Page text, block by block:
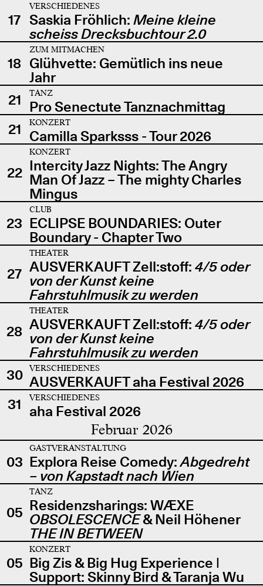
17
VERSCHIEDENES
Saskia Fröhlich: Meine kleine
scheiss Drecksbuchtour 2.0
18
ZUM MITMACHEN
Glühvette: Gemütlich ins neue
Jahr
21
TANZ
Pro Senectute Tanznachmittag
21
KONZERT
Camilla Sparksss - Tour 2026
22
KONZERT
Intercity Jazz Nights: The Angry
Man Of Jazz – The mighty Charles
Mingus
23
CLUB
ECLIPSE BOUNDARIES: Outer
Boundary - Chapter Two
27
THEATER
AUSVERKAUFT Zell:stoff: 4/5 oder
von der Kunst keine
Fahrstuhlmusik zu werden
28
THEATER
AUSVERKAUFT Zell:stoff: 4/5 oder
von der Kunst keine
Fahrstuhlmusik zu werden
30
VERSCHIEDENES
AUSVERKAUFT aha Festival 2026
31
VERSCHIEDENES
aha Festival 2026
Februar 2026
03
GASTVERANSTALTUNG
Explora Reise Comedy:Abgedreht
– von Kapstadt nach Wien
05
TANZ
Residenzsharings: WÆXE
OBSOLESCENCE& Neil Höhener
THE IN BETWEEN
05
KONZERT
Big Zis & Big Hug Experience |
Support: Skinny Bird & Taranja Wu